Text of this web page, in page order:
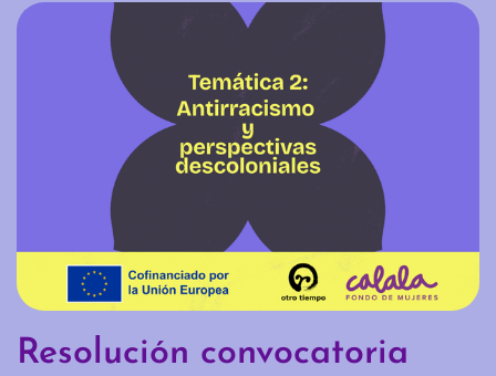
Resolución convocatoria